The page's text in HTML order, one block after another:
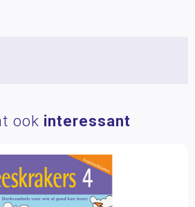
ook interessant